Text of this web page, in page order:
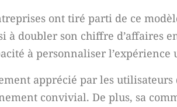
ont tiré parti de ce
à doubler son chiffre d’affaires
à personnaliser l’expérience
apprécié par les
convivial. De plus, sa